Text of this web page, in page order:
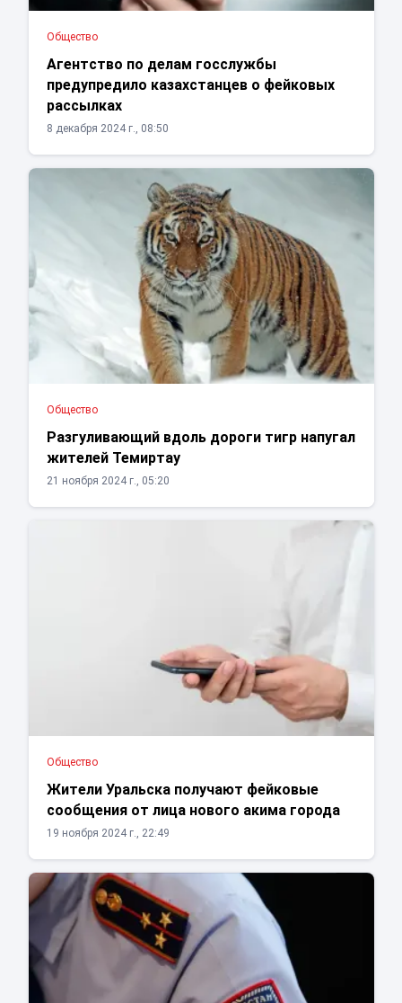
Общество
Агентство по делам госслужбы
предупредило казахстанцев о фейковых
рассылках
8 декабря 2024 г., 08:50
Общество
Разгуливающий вдоль дороги тигр напугал
жителей Темиртау
21 ноября 2024 г., 05:20
Общество
Жители Уральска получают фейковые
сообщения от лица нового акима города
19 ноября 2024 г., 22:49